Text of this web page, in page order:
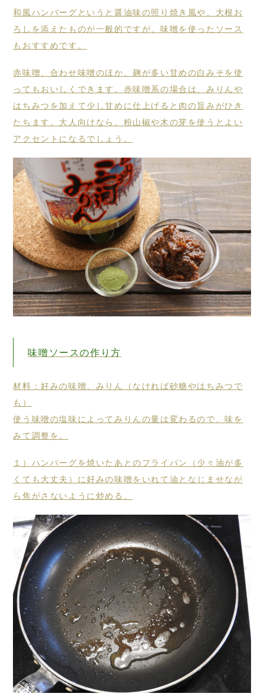
和風ハンバーグというと醤油味の照り焼き風や、大根お
ろしを添えたものが一般的ですが、味噌を使ったソース
もおすすめです。
赤味噌、合わせ味噌のほか、麹が多い甘めの白みそを使
ってもおいしくできます。赤味噌系の場合は、みりんや
はちみつを加えて少し甘めに仕上げると肉の旨みがひき
たちます。大人向けなら、粉山椒や木の芽を使うとよい
アクセントになるでしょう。
味噌ソースの作り方
材料：好みの味噌、みりん（なければ砂糖やはちみつで
も）
使う味噌の塩味によってみりんの量は変わるので、味を
みて調整を。
１）ハンバーグを焼いたあとのフライパン（少々油が多
くても大丈夫）に好みの味噌をいれて油となじませなが
ら焦がさないように炒める。